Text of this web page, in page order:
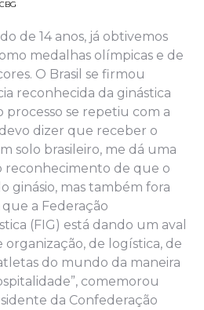
de 14 anos, já obtivemos
medalhas olímpicas e de
O Brasil se firmou
reconhecida da ginástica
processo se repetiu com a
dizer que receber o
solo brasileiro, me dá uma
reconhecimento de que o
ginásio, mas também fora
a Federação
(FIG) está dando um aval
organização, de logística, de
do mundo da maneira
comemorou
da Confederação